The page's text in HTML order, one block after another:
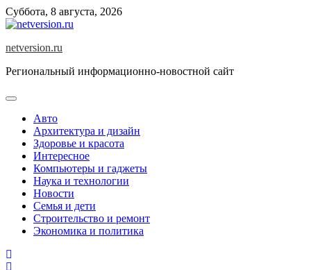
Skip
to
Суббота, 8 августа, 2026
netversion.ru
Региональный информационно-новостной сайт
Авто
Архитектура и дизайн
Здоровье и красота
Интересное
Компьютеры и гаджеты
Наука и технологии
Новости
Семья и дети
Строительство и ремонт
Экономика и политика